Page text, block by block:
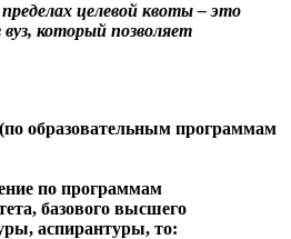
целевой квоты – это
который позволяет
(по образовательным программам
по программам
базового высшего
аспирантуры, то: